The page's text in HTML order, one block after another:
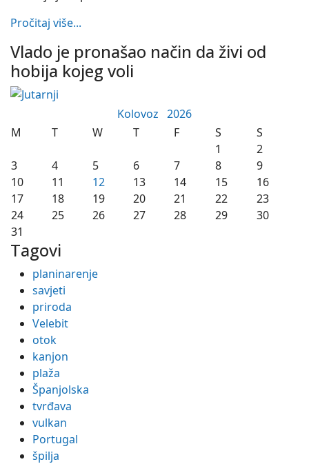
Pročitaj više...
Vlado je pronašao način da živi od
hobija kojeg voli
Kolovoz 2026
M
T W T F S
S
1
2
3
4 5 6 7 8
9
10
11 12 13 14 15
16
17
18 19 20 21 22
23
24
25 26 27 28 29
30
31
Tagovi
planinarenje
savjeti
priroda
Velebit
otok
kanjon
plaža
Španjolska
tvrđava
vulkan
Portugal
špilja